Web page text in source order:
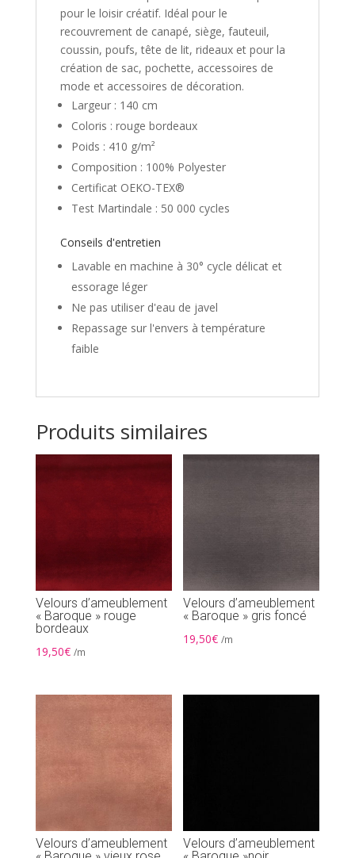
pour le loisir créatif. Idéal pour le
recouvrement de canapé, siège, fauteuil,
coussin, poufs, tête de lit, rideaux et pour la
création de sac, pochette, accessoires de
mode et accessoires de décoration.
Largeur : 140 cm
Coloris : rouge bordeaux
Poids : 410 g/m²
Composition : 100% Polyester
Certificat OEKO-TEX®
Test Martindale : 50 000 cycles
Conseils d'entretien
Lavable en machine à 30° cycle délicat et
essorage léger
Ne pas utiliser d'eau de javel
Repassage sur l'envers à température
faible
Produits similaires
Velours d’ameublement
« Baroque » rouge
bordeaux
19,50€ /m
Velours d’ameublement
« Baroque » gris foncé
19,50€ /m
Velours d’ameublement
Velours d’ameublement